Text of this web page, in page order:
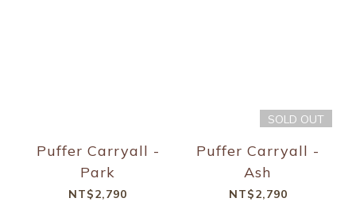
Puffer Carryall -
Park
NT$2,790
SOLD OUT
Puffer Carryall -
Ash
NT$2,790